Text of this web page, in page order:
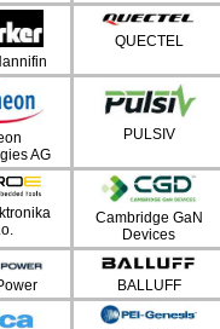
QUECTEL
AG
PULSIV
Cambridge GaN
Devices
BALLUFF